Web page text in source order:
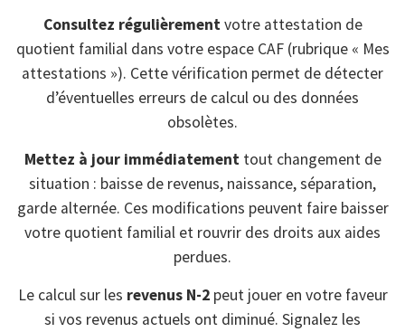
Consultez régulièrementvotre attestation de
quotient familial dans votre espace CAF (rubrique « Mes
attestations »). Cette vérification permet de détecter
d’éventuelles erreurs de calcul ou des données
obsolètes.
Mettez à jour immédiatementtout changement de
situation : baisse de revenus, naissance, séparation,
garde alternée. Ces modifications peuvent faire baisser
votre quotient familial et rouvrir des droits aux aides
perdues.
Le calcul sur les revenus N-2peut jouer en votre faveur
si vos revenus actuels ont diminué. Signalez les